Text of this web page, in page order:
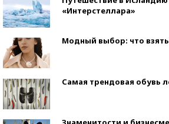
«Интерстеллара»
Модный выбор: что взять
Самая трендовая обувь